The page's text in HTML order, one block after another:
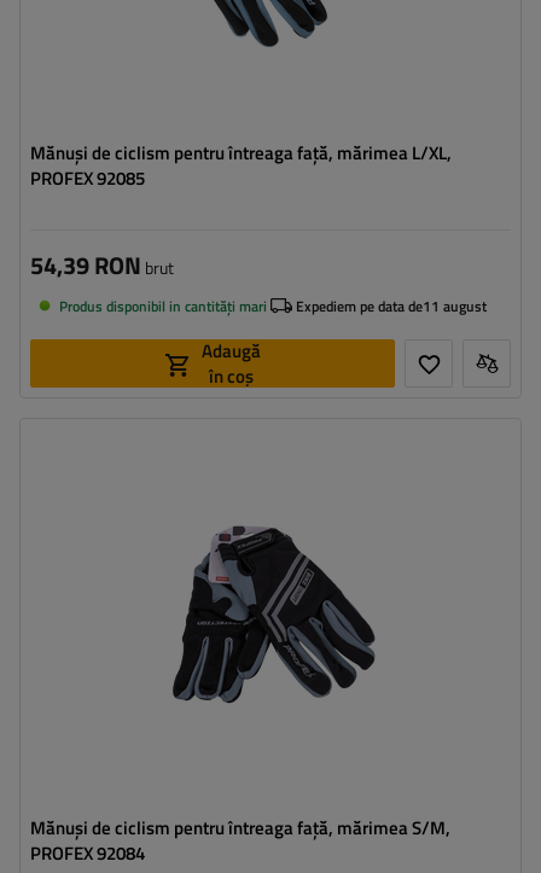
Mănuși de ciclism pentru întreaga față, mărimea L/XL,
PROFEX 92085
54,39 RON brut
Produs disponibil in cantități mari Expediem pe data de11 august
Adaugă
în coș
Mănuși de ciclism pentru întreaga față, mărimea S/M,
PROFEX 92084